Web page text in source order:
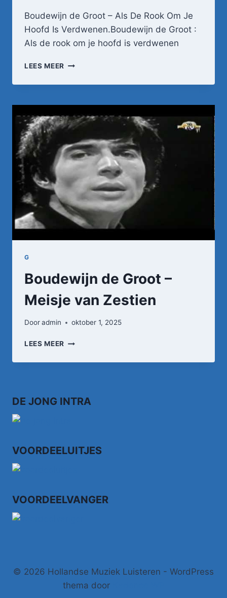
Boudewijn de Groot – Als De Rook Om Je
Hoofd Is Verdwenen.Boudewijn de Groot :
Als de rook om je hoofd is verdwenen
LEES MEER BOUDEWIJN
GROOT
ALS
DE
ROOK
JE
HOOFD
IS
VERDWENEN
G
Boudewijn de Groot –
Meisje van Zestien
Dooradmin oktober 1, 2025
LEES MEER BOUDEWIJN
GROOT
ZESTIEN
DE JONG INTRA
VOORDEELUITJES
VOORDEELVANGER
© 2026 Hollandse Muziek Luisteren - WordPress
thema door